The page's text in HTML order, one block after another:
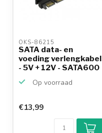
OKS-86215
SATA data- en
voeding verlengkabel
- 5V + 12V - SATA600
Op voorraad
€13,99